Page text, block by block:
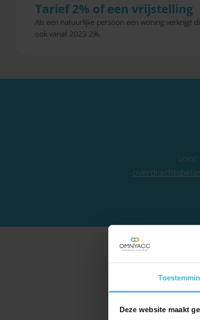
Deze website maakt
Tarief 2% of een vrijstelling
Als een natuurlijke persoon een woning verkrijgt
ook vanaf 2023 2%.
Voor